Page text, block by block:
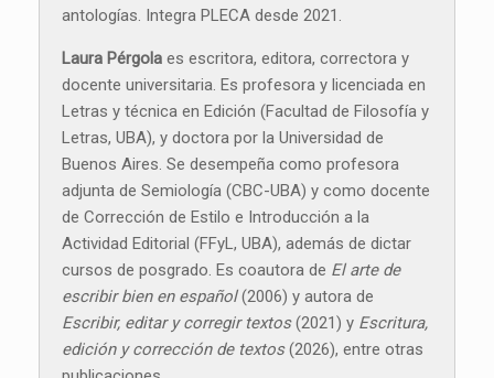
antologías. Integra PLECA desde 2021.
Laura Pérgola es escritora, editora, correctora y
docente universitaria. Es profesora y licenciada en
Letras y técnica en Edición (Facultad de Filosofía y
Letras, UBA), y doctora por la Universidad de
Buenos Aires. Se desempeña como profesora
adjunta de Semiología (CBC-UBA) y como docente
de Corrección de Estilo e Introducción a la
Actividad Editorial (FFyL, UBA), además de dictar
cursos de posgrado. Es coautora de El arte de
escribir bien en español(2006) y autora de
Escribir, editar y corregir textos(2021) y Escritura,
edición y corrección de textos(2026), entre otras